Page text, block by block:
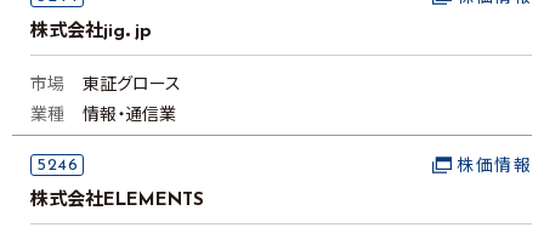
株式会社jig．jp
市場
東証グロース
業種
情報・通信業
5246
株式会社ELEMENTS
株価情報